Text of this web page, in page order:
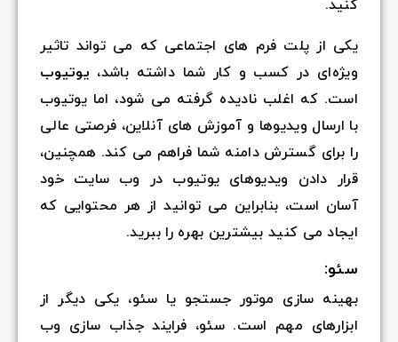
کنید.
یکی از پلت فرم های اجتماعی که می تواند تاثیر
ویژه‌ای در کسب و کار شما داشته باشد، یوتیوب
است. که اغلب نادیده گرفته می شود، اما یوتیوب
با ارسال ویدیوها و آموزش های آنلاین، فرصتی عالی
را برای گسترش دامنه شما فراهم می کند. همچنین،
قرار دادن ویدیوهای یوتیوب در وب سایت خود
آسان است، بنابراین می توانید از هر محتوایی که
ایجاد می کنید بیشترین بهره را ببرید.
سئو:
بهینه سازی موتور جستجو یا سئو، یکی دیگر از
ابزارهای مهم است. سئو، فرایند جذاب سازی وب